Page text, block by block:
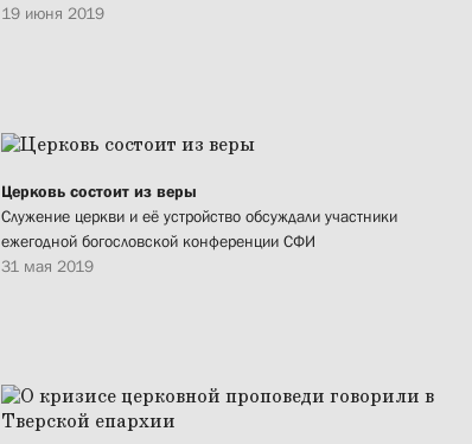
19 июня 2019
Церковь состоит из веры
Служение церкви и её устройство обсуждали участники
ежегодной богословской конференции СФИ
31 мая 2019